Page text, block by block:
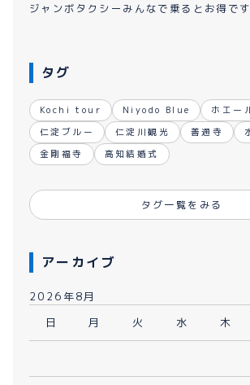
ジャンボタクシーみんなで乗るとお得で
タグ
Kochi tour Niyodo Blue
ホエー
仁淀ブルー
仁淀川観光 善通寺
金剛福寺
高知結婚式
タグ一覧をみる
アーカイブ
2026年8月
日
月 火 水 木